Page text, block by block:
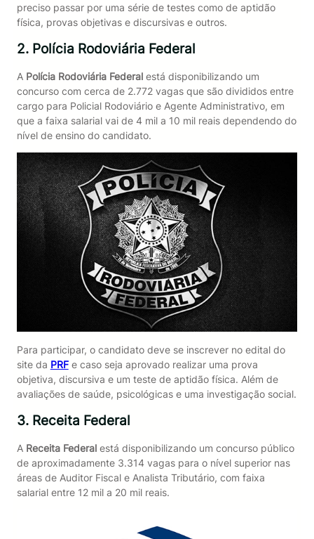
preciso passar por uma série de testes como de aptidão
física, provas objetivas e discursivas e outros.
2. Polícia Rodoviária Federal
A Polícia Rodoviária Federalestá disponibilizando um
concurso com cerca de 2.772 vagas que são divididos entre
cargo para Policial Rodoviário e Agente Administrativo, em
que a faixa salarial vai de 4 mil a 10 mil reais dependendo do
nível de ensino do candidato.
Para participar, o candidato deve se inscrever no edital do
site da PRF e caso seja aprovado realizar uma prova
objetiva, discursiva e um teste de aptidão física. Além de
avaliações de saúde, psicológicas e uma investigação social.
3. Receita Federal
A Receita Federal está disponibilizando um concurso público
de aproximadamente 3.314 vagas para o nível superior nas
áreas de Auditor Fiscal e Analista Tributário, com faixa
salarial entre 12 mil a 20 mil reais.